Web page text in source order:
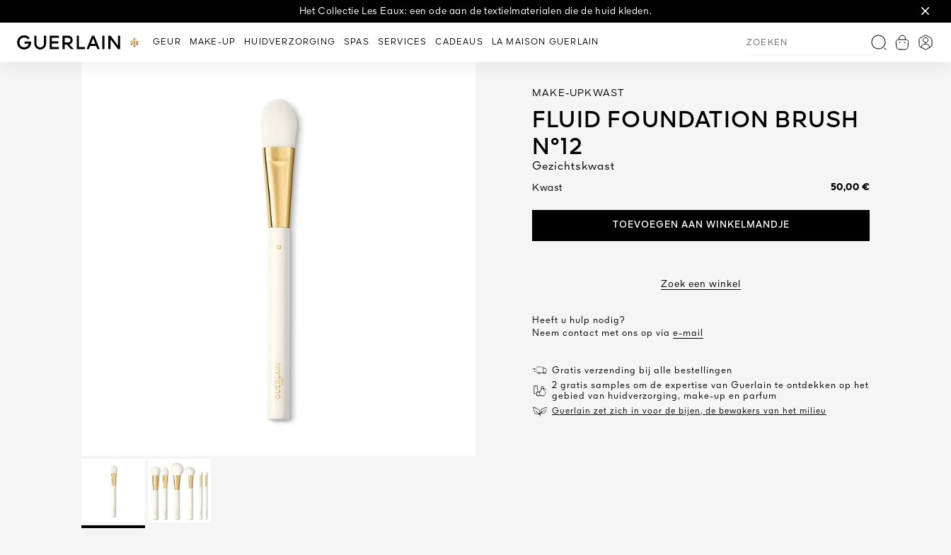
Het Collectie Les Eaux: een ode aan de textielmaterialen die de huid kleden.
Ontdek de nieuwe Night-Taping Treatment Nachtcrème voor een liftend effect vanaf het moment dat u wakker wordt.
Nieuwe Uitzonderlijke Afspraak: 'Amour Céleste' door Lucie Touré, virtuoos van papier, in genummerde editie.
Guerlain - (Terug naar Homepage)
GEUR MAKE-UP HUIDVERZORGING SPAS SERVICES CADEAUS LA MAISON GUERLAIN
Zoeken
MAKE-UPKWAST
FLUID FOUNDATION BRUSH
N°12
Gezichtskwast
Kwast 50,00 €
TOEVOEGEN AAN WINKELMANDJE
Zoek een winkel
Heeft u hulp nodig?
Neem contact met ons op via e-mail
Gratis verzending bij alle bestellingen
2 gratis samples om de expertise van Guerlain te ontdekken op het
gebied van huidverzorging, make-up en parfum
Guerlain zet zich in voor de bijen, de bewakers van het milieu